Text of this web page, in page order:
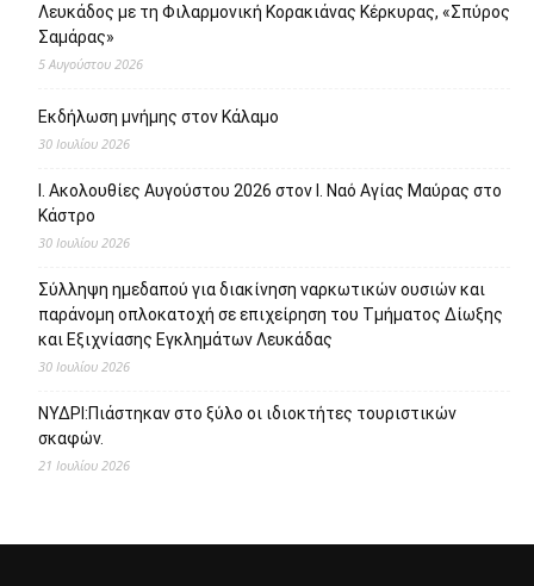
Λευκάδος με τη Φιλαρμονική Κορακιάνας Κέρκυρας, «Σπύρος
Σαμάρας»
5 Αυγούστου 2026
Εκδήλωση μνήμης στον Κάλαμο
30 Ιουλίου 2026
Ι. Ακολουθίες Αυγούστου 2026 στον Ι. Ναό Αγίας Μαύρας στο
Κάστρο
30 Ιουλίου 2026
Σύλληψη ημεδαπού για διακίνηση ναρκωτικών ουσιών και
παράνομη οπλοκατοχή σε επιχείρηση του Τμήματος Δίωξης
και Εξιχνίασης Εγκλημάτων Λευκάδας
30 Ιουλίου 2026
ΝΥΔΡΙ:Πιάστηκαν στο ξύλο οι ιδιοκτήτες τουριστικών
σκαφών.
21 Ιουλίου 2026